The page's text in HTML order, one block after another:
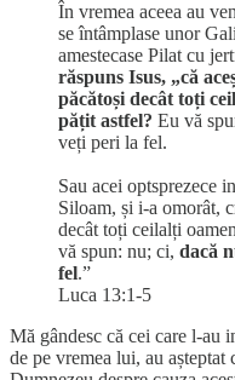
În vremea aceea au
se întâmplase unor
amestecase Pilat cu
răspuns Isus, „că
păcătoși decât toți
pățit astfel? Eu vă
veți peri la fel.
Sau acei optsprezece
Siloam, și i-a omorât,
decât toți ceilalți
vă spun: nu; ci, dacă
fel.”
Luca 13:1-5
Mă gândesc că cei care l-au
de pe vremea lui, au